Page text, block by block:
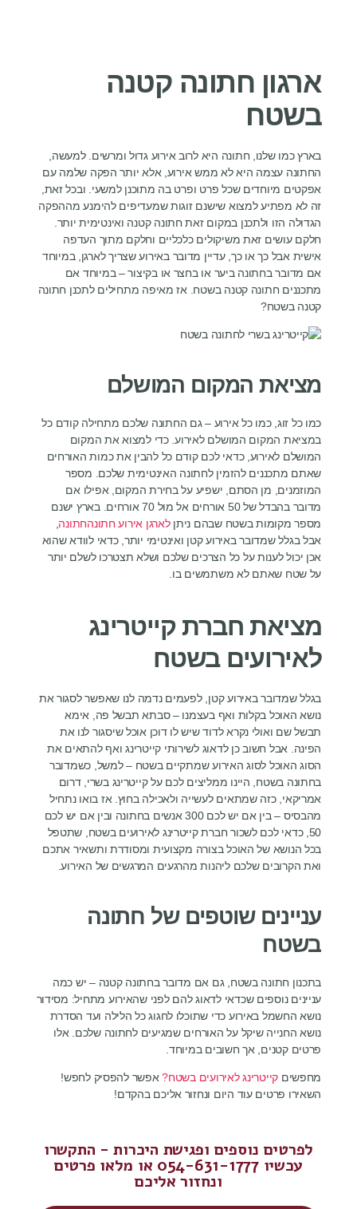
ארגון חתונה קטנה
בשטח
בארץ כמו שלנו, חתונה היא לרוב אירוע גדול ומרשים. למעשה,
החתונה עצמה היא לא ממש אירוע, אלא יותר הפקה שלמה עם
אפקטים מיוחדים שכל פרט ופרט בה מתוכנן למשעי. ובכל זאת,
זה לא מפתיע למצוא שישנם זוגות שמעדיפים להימנע מההפקה
הגדולה הזו ולתכנן במקום זאת חתונה קטנה ואינטימית יותר.
חלקם עושים זאת משיקולים כלכליים וחלקם מתוך העדפה
אישית אבל כך או כך, עדיין מדובר באירוע שצריך לארגן, במיוחד
אם מדובר בחתונה ביער או בחצר או בקיצור – במיוחד אם
מתכננים חתונה קטנה בשטח. אז מאיפה מתחילים לתכנן חתונה
קטנה בשטח?
מציאת המקום המושלם
כמו כל זוג, כמו כל אירוע – גם החתונה שלכם מתחילה קודם כל
במציאת המקום המושלם לאירוע. כדי למצוא את המקום
המושלם לאירוע, כדאי לכם קודם כל להבין את כמות האורחים
שאתם מתכננים להזמין לחתונה האינטימית שלכם. מספר
המוזמנים, מן הסתם, ישפיע על בחירת המקום, אפילו אם
מדובר בהבדל של 50 אורחים אל מול 70 אורחים. בארץ ישנם
מספר מקומות בשטח שבהם ניתןלארגן אירוע חתונהחתונה,
אבל בגלל שמדובר באירוע קטן ואינטימי יותר, כדאי לוודא שהוא
אכן יכול לענות על כל הצרכים שלכם ושלא תצטרכו לשלם יותר
על שטח שאתם לא משתמשים בו.
מציאת חברת קייטרינג
לאירועים בשטח
בגלל שמדובר באירוע קטן, לפעמים נדמה לנו שאפשר לסגור את
נושא האוכל בקלות ואף בעצמנו – סבתא תבשל פה, אימא
תבשל שם ואולי נקרא לדוד שיש לו דוכן אוכל שיסגור לנו את
הפינה. אבל חשוב כן לדאוג לשירותי קייטרינג ואף להתאים את
הסוג האוכל לסוג האירוע שמתקיים בשטח – למשל, כשמדובר
בחתונה בשטח, היינו ממליצים לכם על קייטרינג בשרי, דרום
אמריקאי, כזה שמתאים לעשייה ולאכילה בחוץ. אז בואו נתחיל
מהבסיס – בין אם יש לכם 300 אנשים בחתונה ובין אם יש לכם
50, כדאי לכם לשכור חברת קייטרינג לאירועים בשטח, שתטפל
בכל הנושא של האוכל בצורה מקצועית ומסודרת ותשאיר אתכם
ואת הקרובים שלכם ליהנות מהרגעים המרגשים של האירוע.
עניינים שוטפים של חתונה
בשטח
בתכנון חתונה בשטח, גם אם מדובר בחתונה קטנה – יש כמה
עניינים נוספים שכדאי לדאוג להם לפני שהאירוע מתחיל: מסידור
נושא החשמל באירוע כדי שתוכלו לחגוג כל הלילה ועד הסדרת
נושא החנייה שיקל על האורחים שמגיעים לחתונה שלכם. אלו
פרטים קטנים, אך חשובים במיוחד.
מחפשים קייטרינג לאירועים בשטח?אפשר להפסיק לחפש!
השאירו פרטים עוד היום ונחזור אליכם בהקדם!
לפרטים נוספים ופגישת היכרות - התקשרו
עכשיו 054-631-1777 או מלאו פרטים
ונחזור אליכם